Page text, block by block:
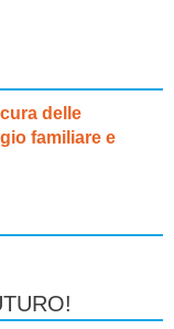
delle
familiare e